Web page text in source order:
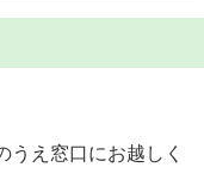
うえ窓口にお越しく